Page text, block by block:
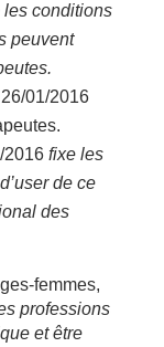
les conditions
peuvent
01/2016
2016 fixe les
de ce
des
femmes,
professions
et être